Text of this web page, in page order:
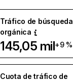
Tráfico de búsqueda
orgánica
145,05 mil+9 %
Cuota de tráfico de